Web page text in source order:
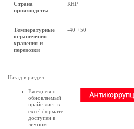
Страна
производства
КНР
Температурные
ограничения
хранения и
перевозки
-40 +50
Назад в раздел
Ежедневно
обновляемый
прайс-лист в
excel формате
доступен в
личном